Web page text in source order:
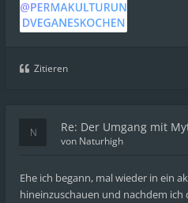
Zitieren
Re: Der Umgang mit
von Naturhigh
Ehe ich begann, mal wieder in ein
hineinzuschauen und nachdem ich